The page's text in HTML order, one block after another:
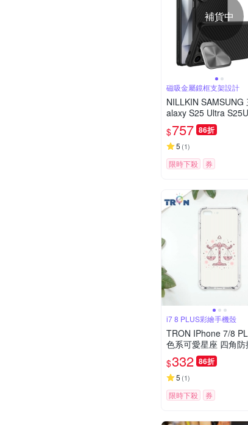
補貨中
磁吸金屬鏡框支架設計
NILLKIN SAMSUNG
alaxy S25 Ultra
碳纖維紋磁吸殼(覆蓋
$757 86折
5 (1)
限時下殺 券
i7 8 PLUS彩繪手機殼
TRON IPhone 7/8
色系可愛星座 四角防
殼 手機殼
$332 86折
5 (1)
限時下殺 券